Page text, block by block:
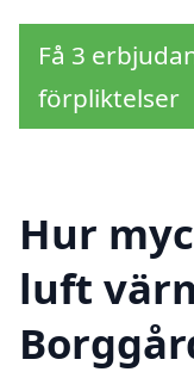
Få 3
förpliktelser
Hur
luft